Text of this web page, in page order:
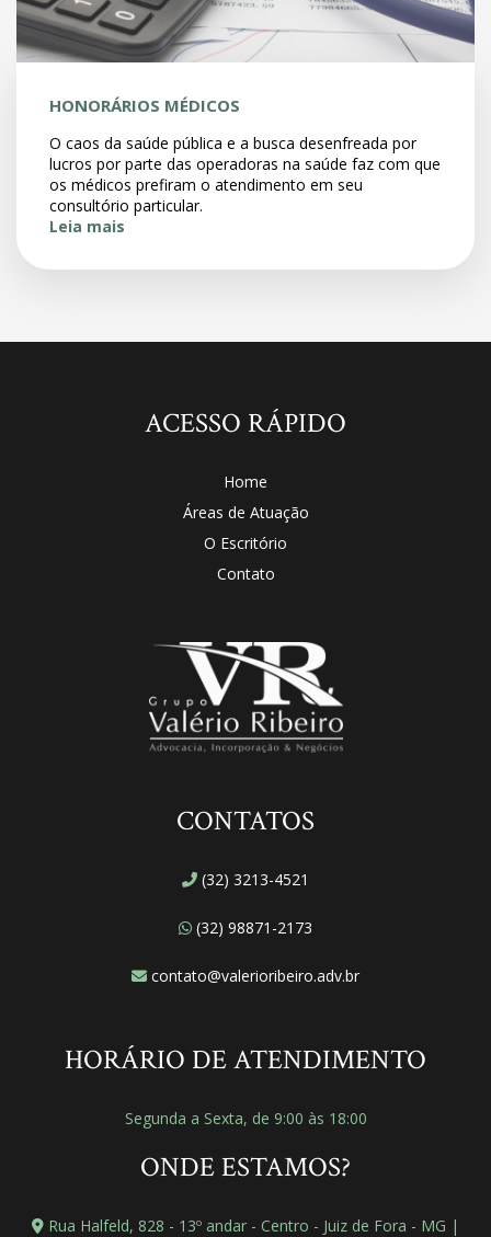
HONORÁRIOS MÉDICOS
O caos da saúde pública e a busca desenfreada por
lucros por parte das operadoras na saúde faz com que
os médicos prefiram o atendimento em seu
consultório particular.
Leia mais
ACESSO RÁPIDO
Home
Áreas de Atuação
O Escritório
Contato
CONTATOS
(32) 3213-4521
(32) 98871-2173
contato@valerioribeiro.adv.br
HORÁRIO DE ATENDIMENTO
Segunda a Sexta, de 9:00 às 18:00
ONDE ESTAMOS?
Rua Halfeld, 828 - 13º andar - Centro - Juiz de Fora - MG |